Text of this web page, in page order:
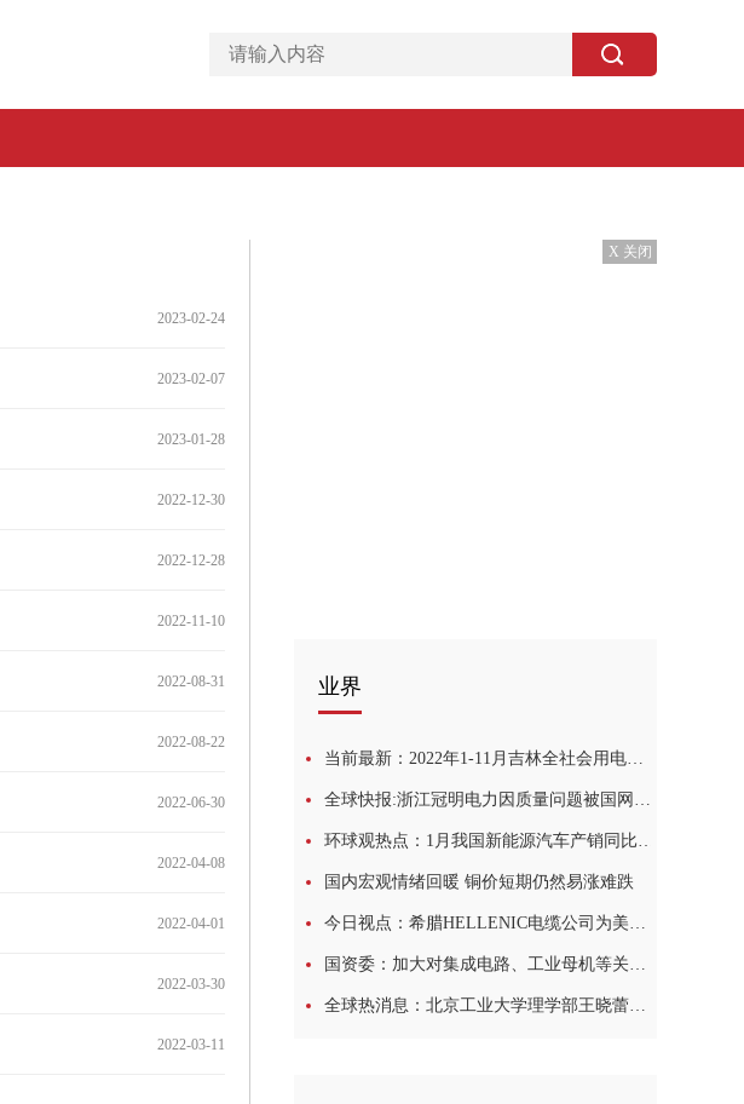
2023-02-24
2023-02-07
2023-01-28
2022-12-30
2022-12-28
2022-11-10
2022-08-31
2022-08-22
2022-06-30
2022-04-08
2022-04-01
2022-03-30
2022-03-11
X 关闭
业界
当前最新：2022年1-11月吉林全社会用电量766.31亿千瓦时 同比增1.2%
全球快报:浙江冠明电力因质量问题被国网暂停产品中标资格6个月
环球观热点：1月我国新能源汽车产销同比分别下降6.9%和6.3%
国内宏观情绪回暖 铜价短期仍然易涨难跌
今日视点：希腊HELLENIC电缆公司为美国两个海上风电项目提供阵列间电缆
国资委：加大对集成电路、工业母机等关键领域的科技投入-世界观天下
全球热消息：北京工业大学理学部王晓蕾副教授团队在磁-电多态存储器研究领域取得重要进展